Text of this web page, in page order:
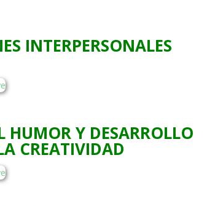
INTERPERSONALES
HUMOR Y DESARROLLO
CREATIVIDAD